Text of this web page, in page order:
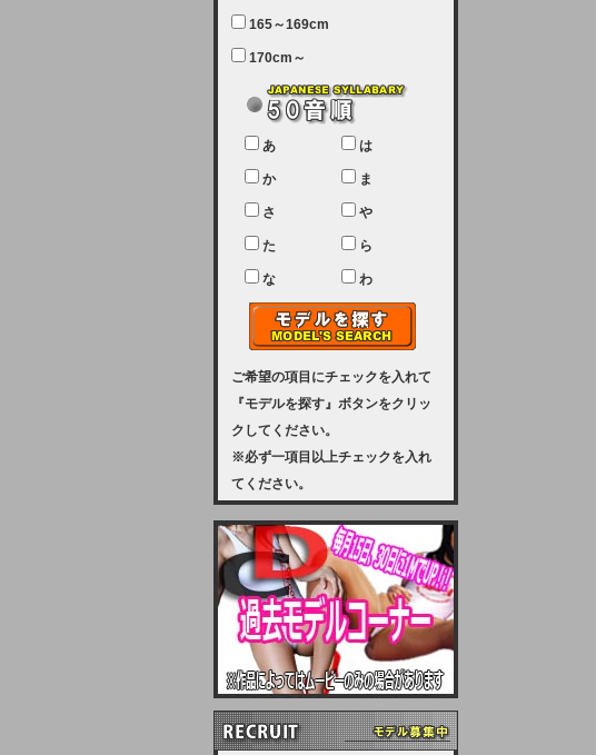
現在、クレジットカード決済はJCB
のみになっております。大変ご迷惑
キャシュでの決済は可能ですので、
宜しくお願い致します。
2024-02-23 (金)
【クレジットカード決済について】
只今、クレジットカード会社の都合
により決済ができない状況です。
ユーザー様には、大変ご迷惑をおか
けいたしまして申し訳ございませ
ん。
2023-08-31 (木)
【サーバーメンテナンス実施のお知
らせ】
2023年 9月10日（日曜日）午前8：
サーバーメンテナンスを実施いたし
ます。その為、アクセスはできませ
ますが、ご理解の程を宜しくお願い
致します。
2022-09-01 (木)
【サーバーメンテナンスのお知ら
せ】
9月10日（土曜日）AM6：00から
AM8：00（予定）サーバーメンテ
ナンスを致します。ご迷惑をおかけ
165～169cm
170cm～
あ は
か ま
さ や
た ら
な わ
ご希望の項目にチェックを入れて
『モデルを探す』ボタンをクリッ
クしてください。
※必ず一項目以上チェックを入れ
てください。